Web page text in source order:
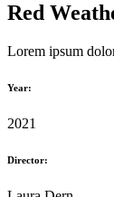
Red
Lorem ipsum
Year:
2021
Director: